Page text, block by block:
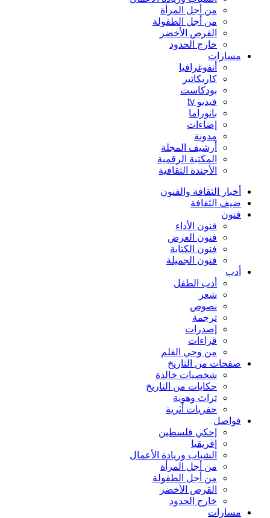
من أجل المرأة
من أجل الطفولة
القرص الأخضر
خارج الحدود
مسارات
أنفوغرافيا
كاريكاتير
بودكاست
فيديو tv
بانوراما
إضاءات
مدونة
أرشيف المجلة
المكتبة الرقمية
الأجندة الثقافية
أخبار الثقافة والفنون
ضيف الثقافة
فنون
فنون الأداء
فنون العرض
فنون الكتابة
فنون الجميلة
أدب
أدب الطفل
شعر
نصوص
ترجمة
إصدرات
قراءات
من وحي القلم
صفحات من التاريخ
شخصيات خالدة
حكايات من التاريخ
تراث وهوية
حفريات أثرية
فواصل
إحكي فلسطين
إفريقيا
الشباب وريادة الأعمال
من أجل المرأة
من أجل الطفولة
القرص الأخضر
خارج الحدود
مسارات